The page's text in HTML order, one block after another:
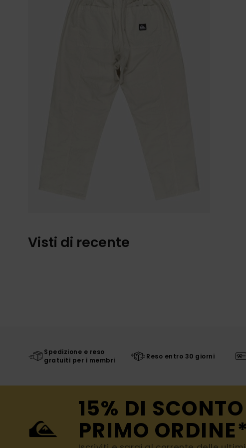
Visti di recente
Spedizione e reso
gratuiti per i membri
Reso entro 30 giorni
15% DI
PRIMO ORDINE*